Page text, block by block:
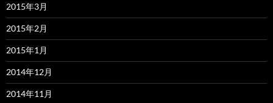
2015年3月
2015年2月
2015年1月
2014年12月
2014年11月